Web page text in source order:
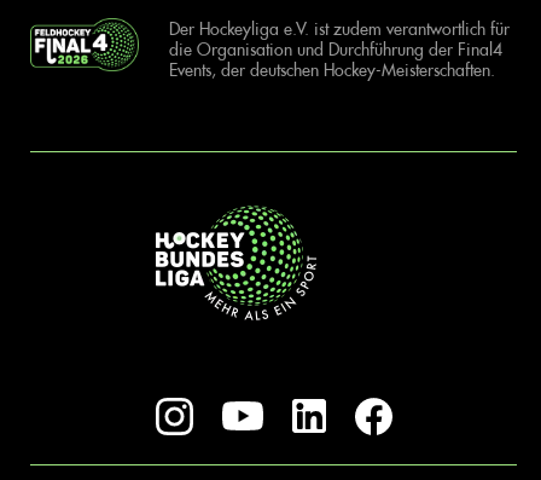
Der Hockeyliga e.V. ist zudem verantwortlich für
die Organisation und Durchführung der Final4
Events, der deutschen Hockey-Meisterschaften.